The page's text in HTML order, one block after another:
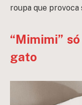
roupa que provoca
“Mimimi”
gato